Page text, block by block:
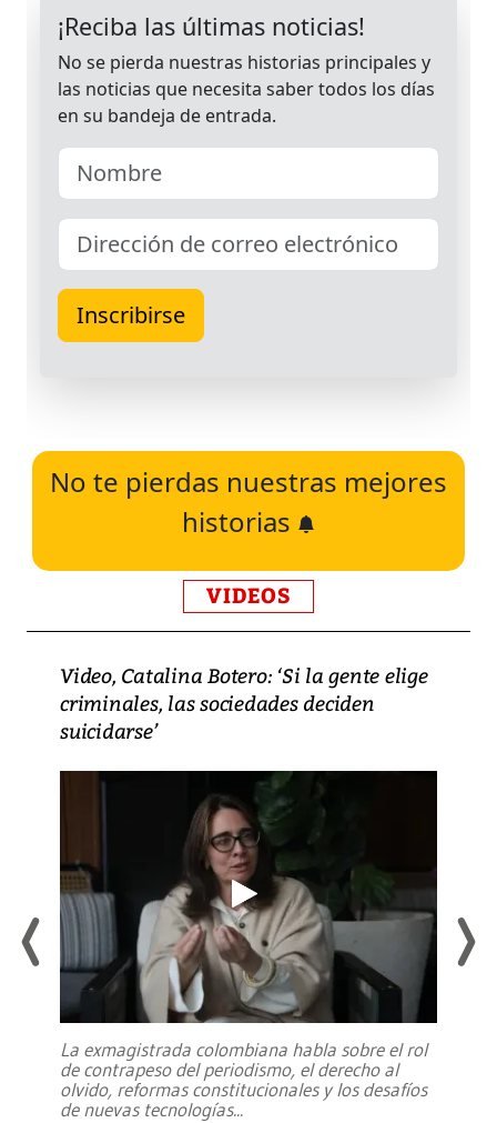
No te pierdas nuestras mejores
historias
VIDEOS
Video, Catalina Botero: ‘Si la gente elige
criminales, las sociedades deciden
suicidarse’
La exmagistrada colombiana habla sobre el rol
de contrapeso del periodismo, el derecho al
olvido, reformas constitucionales y los desafíos
de nuevas tecnologías...